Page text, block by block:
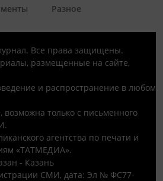
Разное
Все права защищены.
размещенные на сайте,
и распространение в любом
только с письменного
агентства по печати и
«ТАТМЕДИА».
- Казань
СМИ, дата: Эл № ФС77-